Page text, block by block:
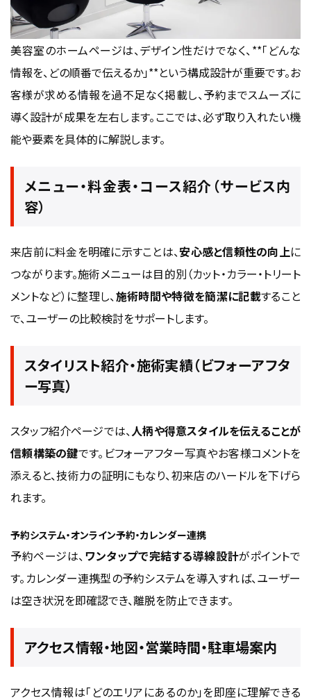
美容室のホームページは、デザイン性だけでなく、**「どんな
情報を、どの順番で伝えるか」**という構成設計が重要です。お
客様が求める情報を過不足なく掲載し、予約までスムーズに
導く設計が成果を左右します。ここでは、必ず取り入れたい機
能や要素を具体的に解説します。
メニュー・料金表・コース紹介（サービス内
容）
来店前に料金を明確に示すことは、安心感と信頼性の向上に
つながります。施術メニューは目的別（カット・カラー・トリート
メントなど）に整理し、施術時間や特徴を簡潔に記載すること
で、ユーザーの比較検討をサポートします。
スタイリスト紹介・施術実績（ビフォーアフタ
ー写真）
スタッフ紹介ページでは、 人柄や得意スタイルを伝えることが
信頼構築の鍵です。ビフォーアフター写真やお客様コメントを
添えると、技術力の証明にもなり、初来店のハードルを下げら
れます。
予約システム・オンライン予約・カレンダー連携
予約ページは、 ワンタップで完結する導線設計がポイントで
す。カレンダー連携型の予約システムを導入すれば、ユーザー
は空き状況を即確認でき、離脱を防止できます。
アクセス情報・地図・営業時間・駐車場案内
アクセス情報は「どのエリアにあるのか」を即座に理解できる